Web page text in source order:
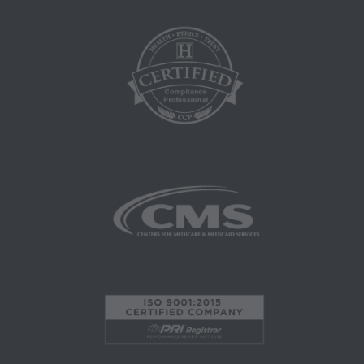
Materiales Educacionales/de Capacitación,
Correos especiales,
internamente dentro de su organización dentro
administrados por los Centros de Servicios de
Medicare y Medicaid (CMS), anteriormente
acepta tomar todas las medidas necesarias
para asegurarse que sus empleados y agentes